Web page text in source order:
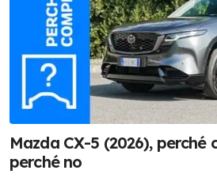
Mazda CX-5 (2026), perché
perché no